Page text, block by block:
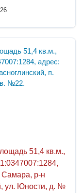
51,4 кв.м.,
Самара, р-н
ул. Юности, д. №